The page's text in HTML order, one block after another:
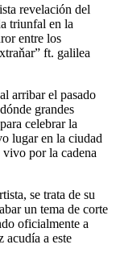
revelación del
triunfal en la
entre los
ft. galilea
arribar el pasado
grandes
celebrar la
lugar en la ciudad
por la cadena
se trata de su
un tema de corte
oficialmente a
acudía a este